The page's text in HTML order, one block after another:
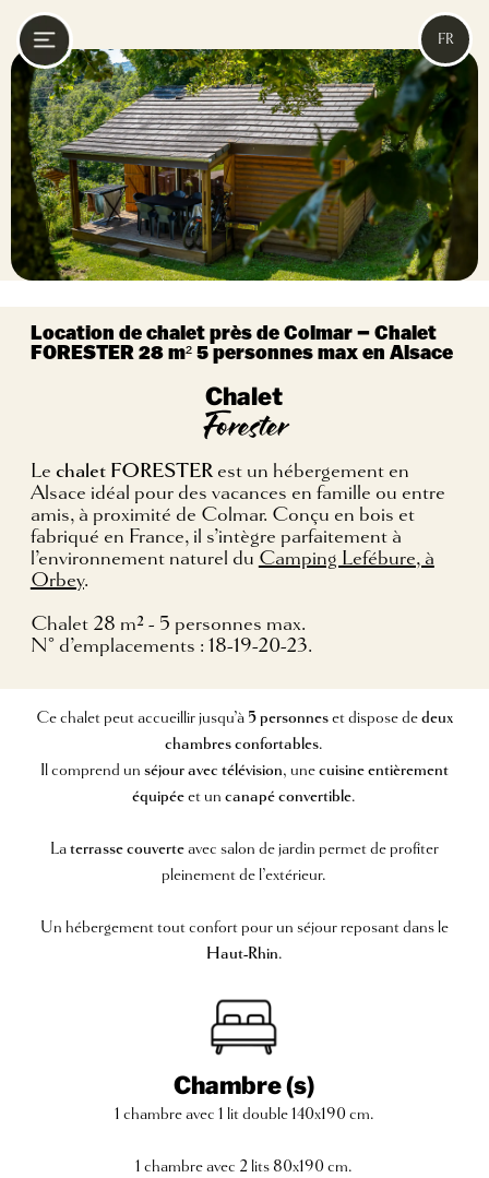
FR
Location de chalet près de Colmar – Chalet
FORESTER 28 m² 5 personnes max en Alsace
Chalet
Forester
Le chalet FORESTERest un hébergement en
Alsace idéal pour des vacances en famille ou entre
amis, à proximité de Colmar. Conçu en bois et
fabriqué en France, il s’intègre parfaitement à
l’environnement naturel du Camping Lefébure, à
Orbey.
Chalet 28 m² - 5 personnes max.
N° d’emplacements : 18-19-20-23.
Ce chalet peut accueillir jusqu’à 5 personneset dispose dedeux
chambres confortables.
Il comprend un séjour avec télévision, unecuisine entièrement
équipéeet uncanapé convertible.
Laterrasse couverteavec salon de jardin permet de profiter
pleinement de l’extérieur.
Un hébergement tout confort pour un séjour reposant dans le
Haut-Rhin.
Chambre (s)
1 chambre avec 1 lit double 140x190 cm.
1 chambre avec 2 lits 80x190 cm.